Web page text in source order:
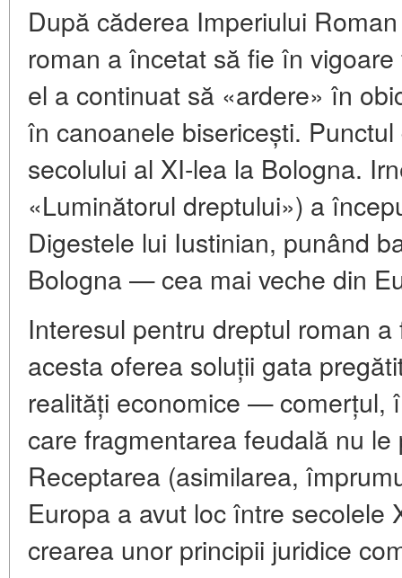
După căderea Imperiului
roman a încetat să fie în
el a continuat să «ardere» în
în canoanele bisericești.
secolului al XI-lea la Bologna.
«Luminătorul dreptului») a
Digestele lui Iustinian, punând
Bologna — cea mai veche din
Interesul pentru dreptul roman
acesta oferea soluții gata
realități economice — comerțul,
care fragmentarea feudală nu
Receptarea (asimilarea,
Europa a avut loc între secolele
crearea unor principii juridice